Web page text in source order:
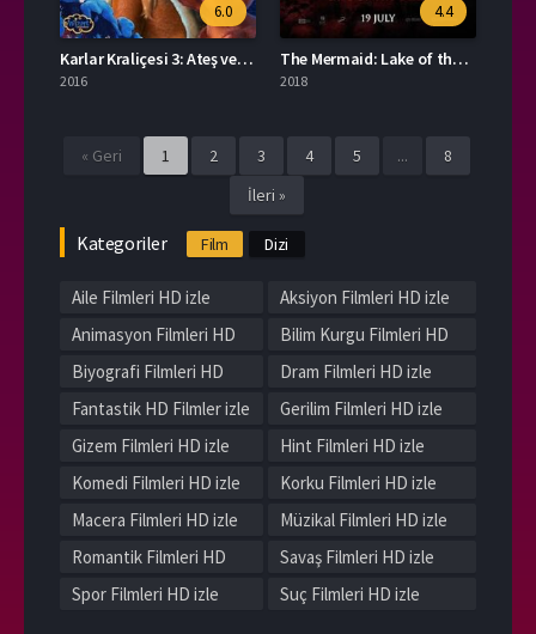
6.0
Karlar Kraliçesi 3: Ateş ve Buz
2016
4.4
The Mermaid: Lake of the Dead
2018
« Geri 1 2 3 4 5 ...
8
İleri »
Kategoriler Film Dizi
Aile Filmleri HD izle
Aksiyon Filmleri HD izle
Animasyon Filmleri HD
izle
Bilim Kurgu Filmleri HD
izle
Biyografi Filmleri HD
izle
Dram Filmleri HD izle
Fantastik HD Filmler izle
Gerilim Filmleri HD izle
Gizem Filmleri HD izle
Hint Filmleri HD izle
Komedi Filmleri HD izle
Korku Filmleri HD izle
Macera Filmleri HD izle
Müzikal Filmleri HD izle
Romantik Filmleri HD
izle
Savaş Filmleri HD izle
Spor Filmleri HD izle
Suç Filmleri HD izle